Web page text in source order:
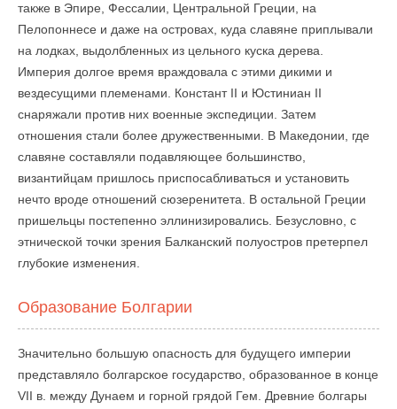
также в Эпире, Фессалии, Центральной Греции, на
Пелопоннесе и даже на островах, куда славяне приплывали
на лодках, выдолбленных из цельного куска дерева.
Империя долгое время враждовала с этими дикими и
вездесущими племенами. Констант II и Юстиниан II
снаряжали против них военные экспедиции. Затем
отношения стали более дружественными. В Македонии, где
славяне составляли подавляющее большинство,
византийцам пришлось приспосабливаться и установить
нечто вроде отношений сюзеренитета. В остальной Греции
пришельцы постепенно эллинизировались. Безусловно, с
этнической точки зрения Балканский полуостров претерпел
глубокие изменения.
Образование Болгарии
Значительно большую опасность для будущего империи
представляло болгарское государство, образованное в конце
VII в. между Дунаем и горной грядой Гем. Древние болгары